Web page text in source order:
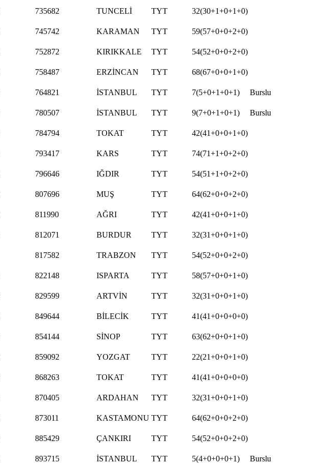
735682 TUNCELİ TYT
32(30+1+0+1+0)
745742 KARAMAN TYT
59(57+0+0+2+0)
752872 KIRIKKALE TYT
54(52+0+0+2+0)
758487 ERZİNCAN TYT
68(67+0+0+1+0)
764821 İSTANBUL TYT 7(5+0+1+0+1)
Burslu
780507 İSTANBUL TYT 9(7+0+1+0+1)
Burslu
784794 TOKAT TYT
42(41+0+0+1+0)
793417 KARS TYT
74(71+1+0+2+0)
796646 IĞDIR TYT
54(51+1+0+2+0)
807696 MUŞ TYT
64(62+0+0+2+0)
811990 AĞRI TYT
42(41+0+0+1+0)
812071 BURDUR TYT
32(31+0+0+1+0)
817582 TRABZON TYT
54(52+0+0+2+0)
822148 ISPARTA TYT
58(57+0+0+1+0)
829599 ARTVİN TYT
32(31+0+0+1+0)
849644 BİLECİK TYT
41(41+0+0+0+0)
854144 SİNOP TYT
63(62+0+0+1+0)
859092 YOZGAT TYT
22(21+0+0+1+0)
868263 TOKAT TYT
41(41+0+0+0+0)
870405 ARDAHAN TYT
32(31+0+0+1+0)
873011 KASTAMONU TYT
64(62+0+0+2+0)
885429 ÇANKIRI TYT
54(52+0+0+2+0)
893715 İSTANBUL TYT 5(4+0+0+0+1)
Burslu